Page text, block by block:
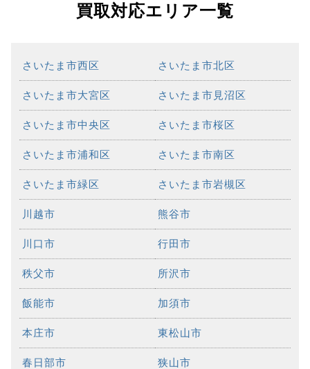
買取対応エリア一覧
さいたま市西区 さいたま市北区
さいたま市大宮区 さいたま市見沼区
さいたま市中央区 さいたま市桜区
さいたま市浦和区 さいたま市南区
さいたま市緑区 さいたま市岩槻区
川越市 熊谷市
川口市 行田市
秩父市 所沢市
飯能市 加須市
本庄市 東松山市
春日部市 狭山市